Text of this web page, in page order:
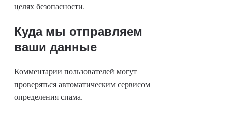
целях безопасности.
Куда мы отправляем
ваши данные
Комментарии пользователей могут
проверяться автоматическим сервисом
определения спама.